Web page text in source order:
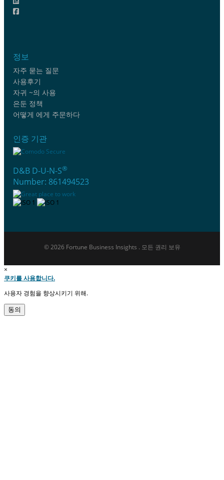
정보
자주 묻는 질문
사용후기
자귀 ~의 사용
은둔 정책
어떻게 에게 주문하다
인증 기관
D&B D-U-N-S®
Number: 861494523
© 2026 Fortune Business Insights . 모든 권리 보유
×
쿠키를 사용합니다.
사용자 경험을 향상시키기 위해.
동의